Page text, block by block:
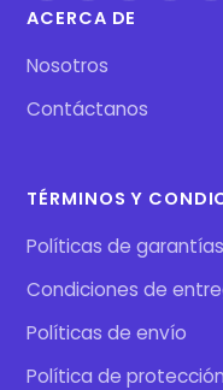
ACERCA DE
Nosotros
Contáctanos
TÉRMINOS Y
Políticas de
Condiciones de
Políticas de envío
Política de